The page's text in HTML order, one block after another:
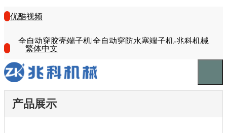
优酷视频
全自动穿胶壳端子机|全自动穿防水塞端子机-兆科机械
繁体中文
产品展示